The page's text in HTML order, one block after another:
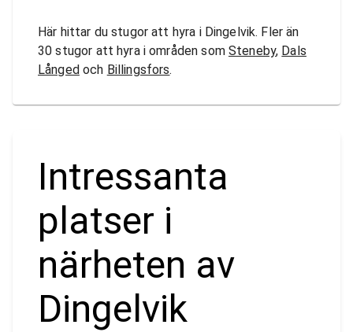
Här hittar du stugor att hyra i Dingelvik. Fler än
30 stugor att hyra i områden som Steneby, Dals
Långedoch Billingsfors.
Intressanta
platser i
närheten av
Dingelvik